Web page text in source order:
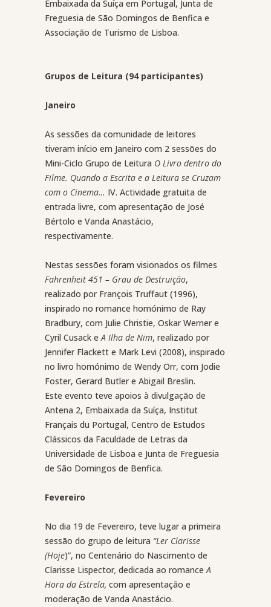
Embaixada da Suíça em Portugal, Junta de
Freguesia de São Domingos de Benfica e
Associação de Turismo de Lisboa.
Grupos de Leitura (94 participantes)
Janeiro
As sessões da comunidade de leitores
tiveram início em Janeiro com 2 sessões do
Mini-Ciclo Grupo de Leitura O Livro dentro do
Filme. Quando a Escrita e a Leitura se Cruzam
com o Cinema… IV. Actividade gratuita de
entrada livre, com apresentação de José
Bértolo e Vanda Anastácio,
respectivamente.
Nestas sessões foram visionados os filmes
Fahrenheit 451 – Grau de Destruição,
realizado por François Truffaut (1996),
inspirado no romance homónimo de Ray
Bradbury, com Julie Christie, Oskar Werner e
Cyril Cusack eA Ilha de Nim, realizado por
Jennifer Flackett e Mark Levi (2008), inspirado
no livro homónimo de Wendy Orr, com Jodie
Foster, Gerard Butler e Abigail Breslin.
Este evento teve apoios à divulgação de
Antena 2, Embaixada da Suíça, Institut
Français du Portugal, Centro de Estudos
Clássicos da Faculdade de Letras da
Universidade de Lisboa e Junta de Freguesia
de São Domingos de Benfica.
Fevereiro
No dia 19 de Fevereiro, teve lugar a primeira
sessão do grupo de leitura “Ler Clarisse
(Hoje)”, no Centenário do Nascimento de
Clarisse Lispector, dedicada ao romanceA
Hora da Estrela, com apresentação e
moderação de Vanda Anastácio.